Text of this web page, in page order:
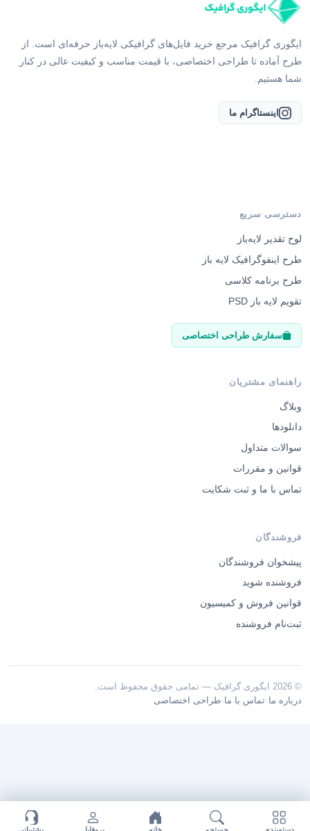
ایگوری گرافیک مرجع خرید فایل‌های گرافیکی لایه‌باز حرفه‌ای است. از
طرح آماده تا طراحی اختصاصی، با قیمت مناسب و کیفیت عالی در کنار
شما هستیم.
اینستاگرام ما
دسترسی سریع
لوح تقدیر لایه‌باز
طرح اینفوگرافیک لایه باز
طرح برنامه کلاسی
تقویم لایه باز PSD
سفارش طراحی اختصاصی
راهنمای مشتریان
وبلاگ
دانلودها
سوالات متداول
قوانین و مقررات
تماس با ما و ثبت شکایت
فروشندگان
پیشخوان فروشندگان
فروشنده شوید
قوانین فروش و کمیسیون
ثبت‌نام فروشنده
© 2026 ایگوری گرافیک — تمامی حقوق محفوظ است.
درباره ما ·تماس با ما ·طراحی اختصاصی